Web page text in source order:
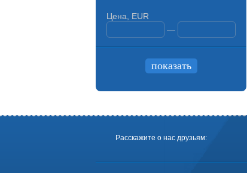
Цена, EUR
—
Расскажите о нас друзьям: